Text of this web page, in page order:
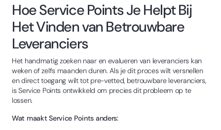
Hoe Service Points Je Helpt Bij
Het Vinden van Betrouwbare
Leveranciers
Het handmatig zoeken naar en evalueren van leveranciers kan
weken of zelfs maanden duren. Als je dit proces wilt versnellen
en direct toegang wilt tot pre-vetted, betrouwbare leveranciers,
is Service Points ontwikkeld om precies dit probleem op te
lossen.
Wat maakt Service Points anders: